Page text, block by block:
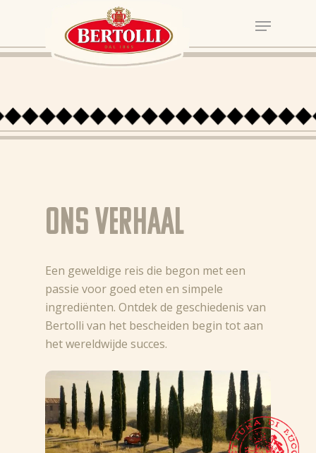
Ons verhaal
Een geweldige reis die begon met een
passie voor goed eten en simpele
ingrediënten. Ontdek de geschiedenis van
Bertolli van het bescheiden begin tot aan
het wereldwijde succes.